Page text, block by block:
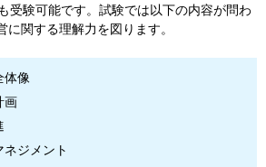
受験可能です。試験では以下の内容が問わ
に関する理解力を図ります。
体像
画
ジメント